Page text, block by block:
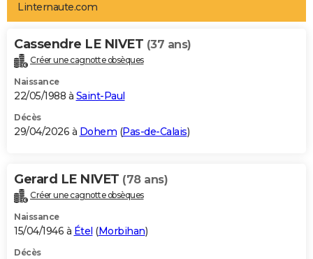
Art de vivre
Bien-être
Loisirs
Mode
Modes de vie
Alimentation
Guide de la santé
Maladies
Médicaments
Sommeil
VOYAGE
Destinations
City break
Voyage nature
Voyage de noces
Forum
Climat
+PHOTO
GUIDES D'ACHAT
BONS PLANS
Carte de Noël
Carte Bonne année
Carte Saint-Valentin
Carte Pâques
Carte d'anniversaire
DICTIONNAIRE
Dictionnaire
Biographies
Citations
Expressions
Proverbes
PROGRAMME TV
Linternaute.com
Cassendre LE NIVET (37 ans)
Créer une cagnotte obsèques
Naissance
22/05/1988 à Saint-Paul
Décès
29/04/2026 à Dohem (Pas-de-Calais)
Gerard LE NIVET (78 ans)
Créer une cagnotte obsèques
Naissance
15/04/1946 à Étel (Morbihan)
Décès